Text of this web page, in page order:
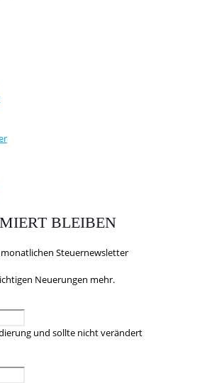
BLEIBEN
Steuernewsletter
Neuerungen mehr.
und sollte nicht verändert